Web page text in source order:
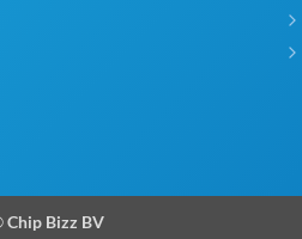
Chip Bizz BV